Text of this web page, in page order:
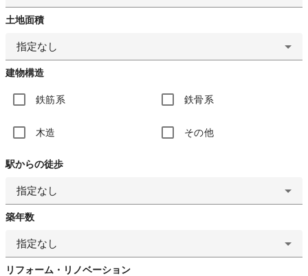
土地面積
指定なし
建物構造
鉄筋系 鉄骨系
木造 その他
駅からの徒歩
指定なし
築年数
指定なし
リフォーム・リノベーション